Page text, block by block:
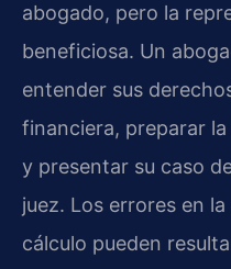
abogado, pero la
beneficiosa. Un
entender sus
financiera, preparar
y presentar su caso
juez. Los errores en
cálculo pueden